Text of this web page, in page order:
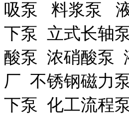
吸泵 料浆泵
下泵 立式长轴
酸泵 浓硝酸泵
厂 不锈钢磁力
下泵 化工流程